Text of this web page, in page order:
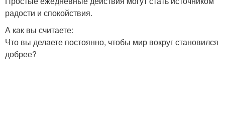
радости и спокойствия.
А как вы считаете:
Что вы делаете постоянно, чтобы мир вокруг становился
добрее?